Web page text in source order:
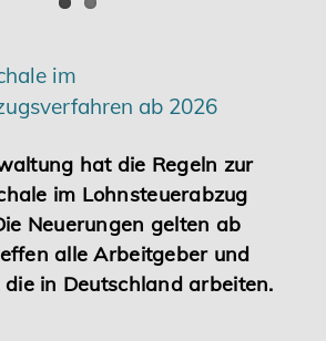
im
ab 2026
hat die Regeln zur
im Lohnsteuerabzug
Neuerungen gelten ab
alle Arbeitgeber und
in Deutschland arbeiten.